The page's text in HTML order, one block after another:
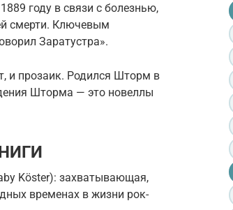
году в связи с болезнью,
смерти. Ключевым
Заратустра».
и прозаик. Родился Шторм в
Шторма — это новеллы
Köster): захватывающая,
временах в жизни рок-